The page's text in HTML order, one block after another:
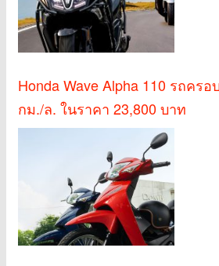
Honda Wave Alpha 110 รถคร
กม./ล. ในราคา 23,800 บาท